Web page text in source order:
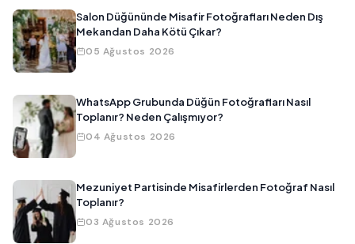
Salon Düğününde Misafir Fotoğrafları Neden Dış
Mekandan Daha Kötü Çıkar?
05 Ağustos 2026
WhatsApp Grubunda Düğün Fotoğrafları Nasıl
Toplanır? Neden Çalışmıyor?
04 Ağustos 2026
Mezuniyet Partisinde Misafirlerden Fotoğraf Nasıl
Toplanır?
03 Ağustos 2026